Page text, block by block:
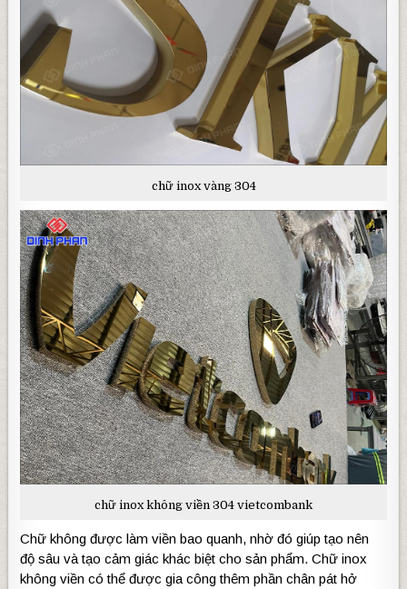
chữ inox vàng 304
chữ inox không viền 304 vietcombank
Chữ không được làm viền bao quanh, nhờ đó giúp tạo nên
độ sâu và tạo cảm giác khác biệt cho sản phẩm. Chữ inox
không viền có thể được gia công thêm phần chân pát hở